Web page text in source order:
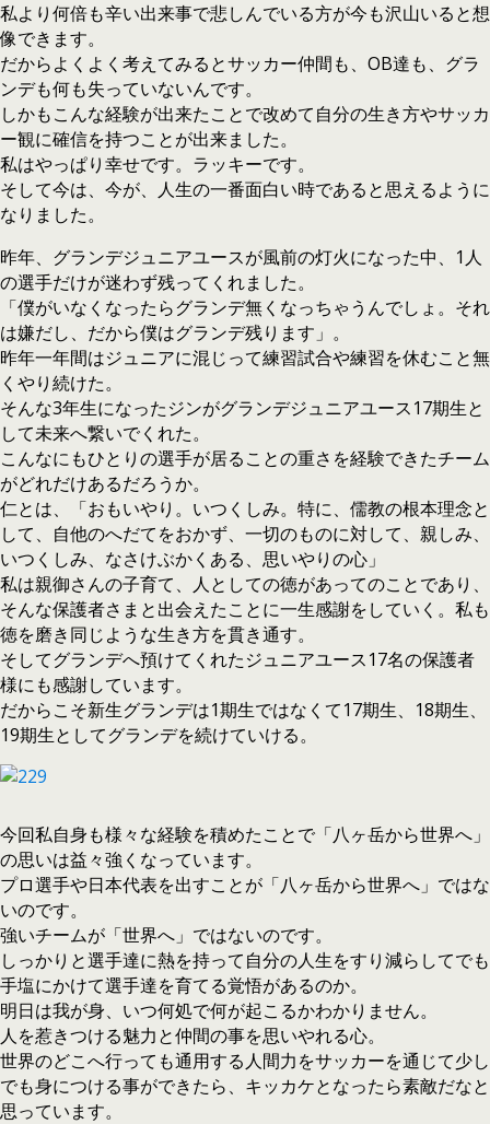
私より何倍も辛い出来事で悲しんでいる方が今も沢山いると想
像できます。
だからよくよく考えてみるとサッカー仲間も、OB達も、グラ
ンデも何も失っていないんです。
しかもこんな経験が出来たことで改めて自分の生き方やサッカ
ー観に確信を持つことが出来ました。
私はやっぱり幸せです。ラッキーです。
そして今は、今が、人生の一番面白い時であると思えるように
なりました。
昨年、グランデジュニアユースが風前の灯火になった中、1人
の選手だけが迷わず残ってくれました。
「僕がいなくなったらグランデ無くなっちゃうんでしょ。それ
は嫌だし、だから僕はグランデ残ります」。
昨年一年間はジュニアに混じって練習試合や練習を休むこと無
くやり続けた。
そんな3年生になったジンがグランデジュニアユース17期生と
して未来へ繋いでくれた。
こんなにもひとりの選手が居ることの重さを経験できたチーム
がどれだけあるだろうか。
仁とは、「おもいやり。いつくしみ。特に、儒教の根本理念と
して、自他のへだてをおかず、一切のものに対して、親しみ、
いつくしみ、なさけぶかくある、思いやりの心」
私は親御さんの子育て、人としての徳があってのことであり、
そんな保護者さまと出会えたことに一生感謝をしていく。私も
徳を磨き同じような生き方を貫き通す。
そしてグランデへ預けてくれたジュニアユース17名の保護者
様にも感謝しています。
だからこそ新生グランデは1期生ではなくて17期生、18期生、
19期生としてグランデを続けていける。
今回私自身も様々な経験を積めたことで「八ヶ岳から世界へ」
の思いは益々強くなっています。
プロ選手や日本代表を出すことが「八ヶ岳から世界へ」ではな
いのです。
強いチームが「世界へ」ではないのです。
しっかりと選手達に熱を持って自分の人生をすり減らしてでも
手塩にかけて選手達を育てる覚悟があるのか。
明日は我が身、いつ何処で何が起こるかわかりません。
人を惹きつける魅力と仲間の事を思いやれる心。
世界のどこへ行っても通用する人間力をサッカーを通じて少し
でも身につける事ができたら、キッカケとなったら素敵だなと
思っています。